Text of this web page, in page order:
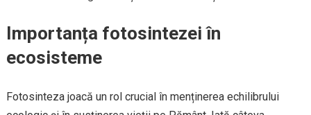
Importanța fotosintezei în
ecosisteme
Fotosinteza joacă un rol crucial în menținerea echilibrului